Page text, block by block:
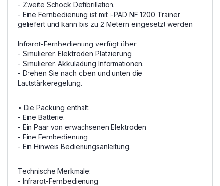
- Zweite Schock Defibrillation.
- Eine Fernbedienung ist mit i-PAD NF 1200 Trainer
geliefert und kann bis zu 2 Metern eingesetzt werden.
Infrarot-Fernbedienung verfügt über:
- Simulieren Elektroden Platzierung
- Simulieren Akkuladung Informationen.
- Drehen Sie nach oben und unten die
Lautstärkeregelung.
• Die Packung enthält:
- Eine Batterie.
- Ein Paar von erwachsenen Elektroden
- Eine Fernbedienung.
- Ein Hinweis Bedienungsanleitung.
Technische Merkmale:
- Infrarot-Fernbedienung